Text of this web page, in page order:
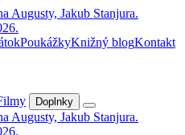
PoukážkyKnižný blogKontakt
Doplnky